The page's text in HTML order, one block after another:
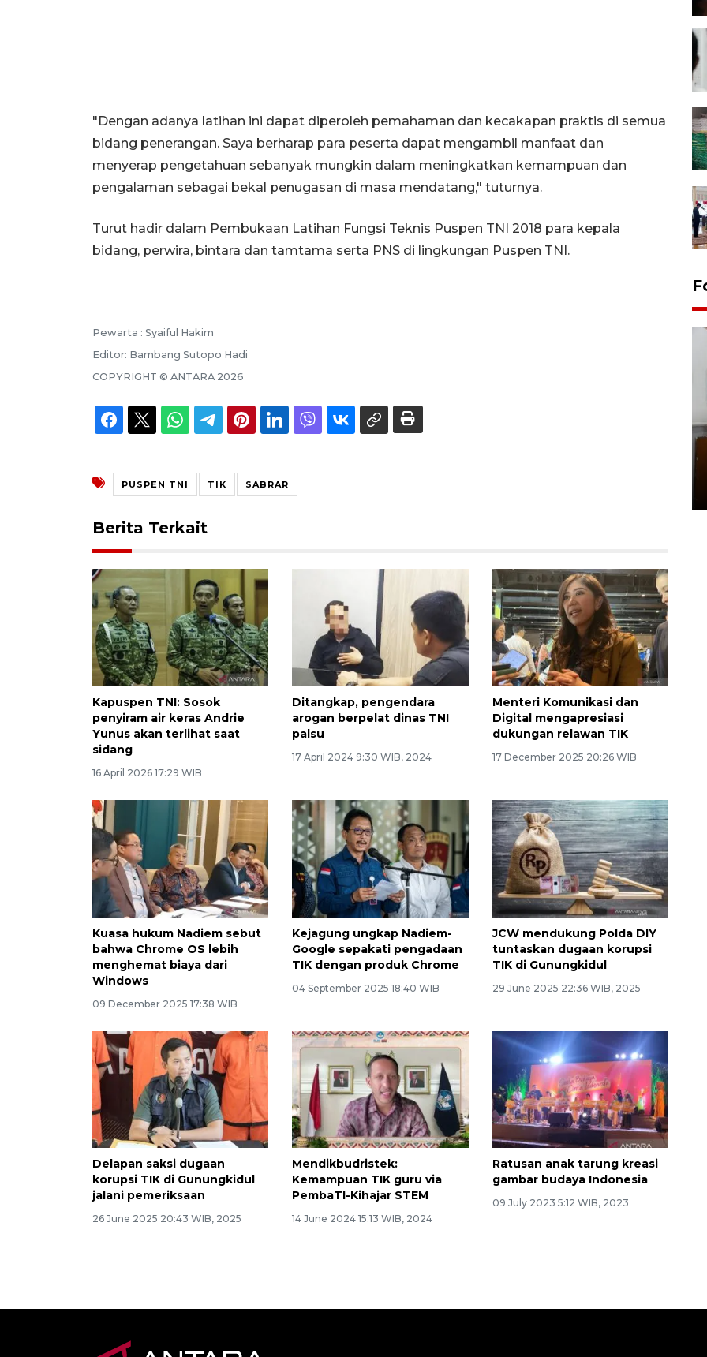
"Dengan adanya latihan ini dapat diperoleh pemahaman dan kecakapan praktis di semua
bidang penerangan. Saya berharap para peserta dapat mengambil manfaat dan
menyerap pengetahuan sebanyak mungkin dalam meningkatkan kemampuan dan
pengalaman sebagai bekal penugasan di masa mendatang," tuturnya.
Turut hadir dalam Pembukaan Latihan Fungsi Teknis Puspen TNI 2018 para kepala
bidang, perwira, bintara dan tamtama serta PNS di lingkungan Puspen TNI.
Pewarta : Syaiful Hakim
Editor: Bambang Sutopo Hadi
COPYRIGHT © ANTARA 2026
PUSPEN TNI TIK SABRAR
Berita Terkait
Kapuspen TNI: Sosok
penyiram air keras Andrie
Yunus akan terlihat saat
sidang
16 April 2026 17:29 WIB
Ditangkap, pengendara
arogan berpelat dinas TNI
palsu
17 April 2024 9:30 WIB, 2024
Menteri Komunikasi dan
Digital mengapresiasi
dukungan relawan TIK
17 December 2025 20:26 WIB
Kuasa hukum Nadiem sebut
bahwa Chrome OS lebih
menghemat biaya dari
Windows
09 December 2025 17:38 WIB
Kejagung ungkap Nadiem-
Google sepakati pengadaan
TIK dengan produk Chrome
04 September 2025 18:40 WIB
JCW mendukung Polda DIY
tuntaskan dugaan korupsi
TIK di Gunungkidul
29 June 2025 22:36 WIB, 2025
Delapan saksi dugaan
korupsi TIK di Gunungkidul
jalani pemeriksaan
26 June 2025 20:43 WIB, 2025
Mendikbudristek:
Kemampuan TIK guru via
PembaTI-Kihajar STEM
14 June 2024 15:13 WIB, 2024
Ratusan anak tarung kreasi
gambar budaya Indonesia
09 July 2023 5:12 WIB, 2023